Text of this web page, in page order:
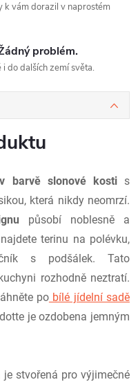
k vám dorazil v naprostém
problém.
do dalších zemí světa.
barvě slonové kostis
která nikdy neomrzí.
působí noblesně a
terinu na polévku,
s podšálek. Tato
rozhodně neztratí.
pobílé jídelní sadě
je ozdobena jemným
stvořená pro výjimečné